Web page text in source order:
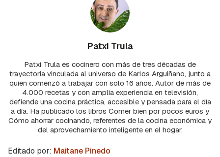
Patxi Trula
Patxi Trula es cocinero con más de tres décadas de
trayectoria vinculada al universo de Karlos Arguiñano, junto a
quien comenzó a trabajar con solo 16 años. Autor de más de
4.000 recetas y con amplia experiencia en televisión,
defiende una cocina práctica, accesible y pensada para el día
a día. Ha publicado los libros Comer bien por pocos euros y
Cómo ahorrar cocinando, referentes de la cocina económica y
del aprovechamiento inteligente en el hogar.
Editado por: Maitane Pinedo